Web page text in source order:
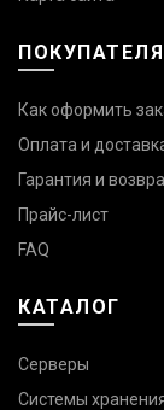
Как оформить
Оплата и
Гарантия и
Прайс-лист
FAQ
КАТАЛОГ
Серверы
Системы